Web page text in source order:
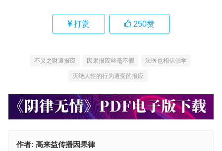
打赏 250赞
不义之财遭报应 因果报应丝毫不假 法医也相信佛学
灭绝人性的行为遭受的报应
作者: 高来益传播因果律